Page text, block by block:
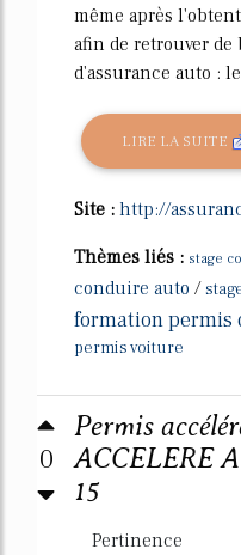
même après
afin de retrouver
d'assurance auto :
LIRE LA SUITE
Site : http://
Thèmes liés : stage
conduire auto /
formation permis
permis voiture
0
Permis
ACCELERE
15
Pertinence